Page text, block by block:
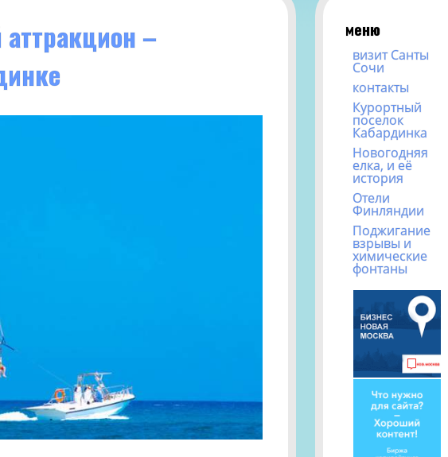
–
меню
визит Санты
Сочи
контакты
Курортный
поселок
Кабардинка
Новогодняя
елка, и её
история
Отели
Финляндии
Поджигание
взрывы и
химические
фонтаны